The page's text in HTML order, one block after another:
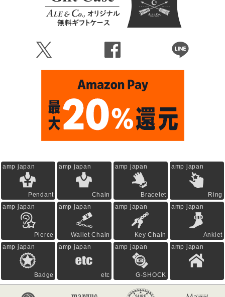
Ü Û Þ
amp japan
Pendant
amp japan
Chain
amp japan
Bracelet
amp japan
Ring
amp japan
Pierce
amp japan
Wallet Chain
amp japan
Key Chain
amp japan
Anklet
amp japan
Badge
amp japan
etc
amp japan
G-SHOCK
amp japan